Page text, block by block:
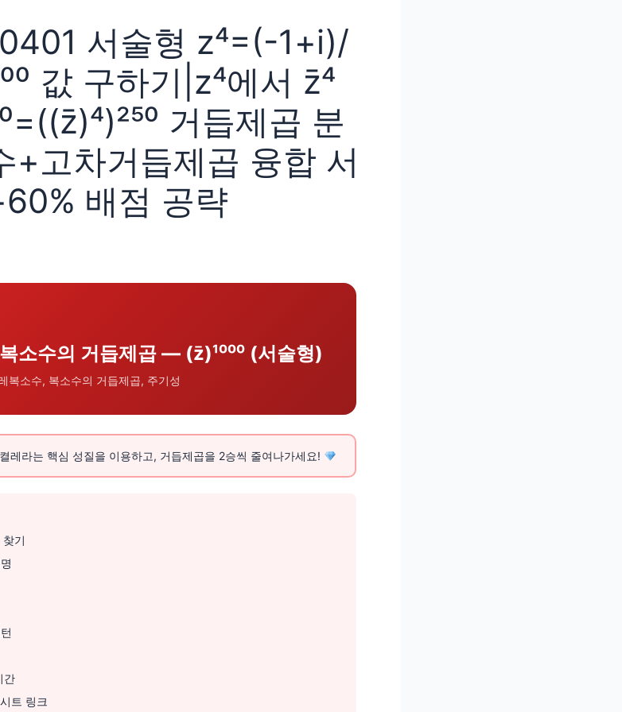
서술형 z⁴=(-1+i)/
값 구하기|z⁴에서 z̄⁴
거듭제곱 분
+고차거듭제곱 융합 서
배점 공략
소수의 거듭제곱 — (z̄)¹⁰⁰⁰ (서술형)
복소수, 복소수의 거듭제곱, 주기성
레라는 핵심 성질을 이용하고, 거듭제곱을 2승씩 줄여나가세요!
기
간
트 링크